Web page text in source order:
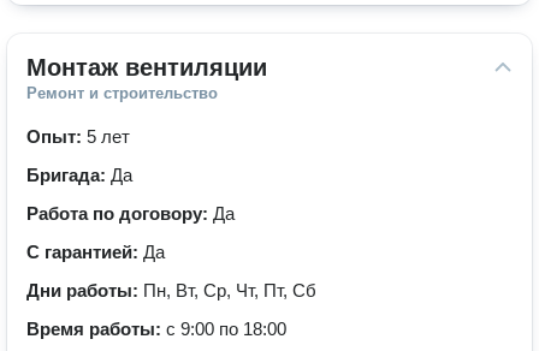
Монтаж вентиляции
Ремонт и строительство
Опыт: 5 лет
Бригада: Да
Работа по договору: Да
С гарантией: Да
Дни работы: Пн, Вт, Ср, Чт, Пт, Сб
Время работы: с 9:00 по 18:00